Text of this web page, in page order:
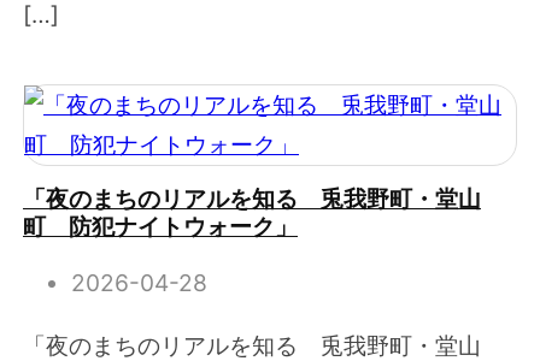
[…]
「夜のまちのリアルを知る 兎我野町・堂山
町 防犯ナイトウォーク」
2026-04-28
「夜のまちのリアルを知る 兎我野町・堂山